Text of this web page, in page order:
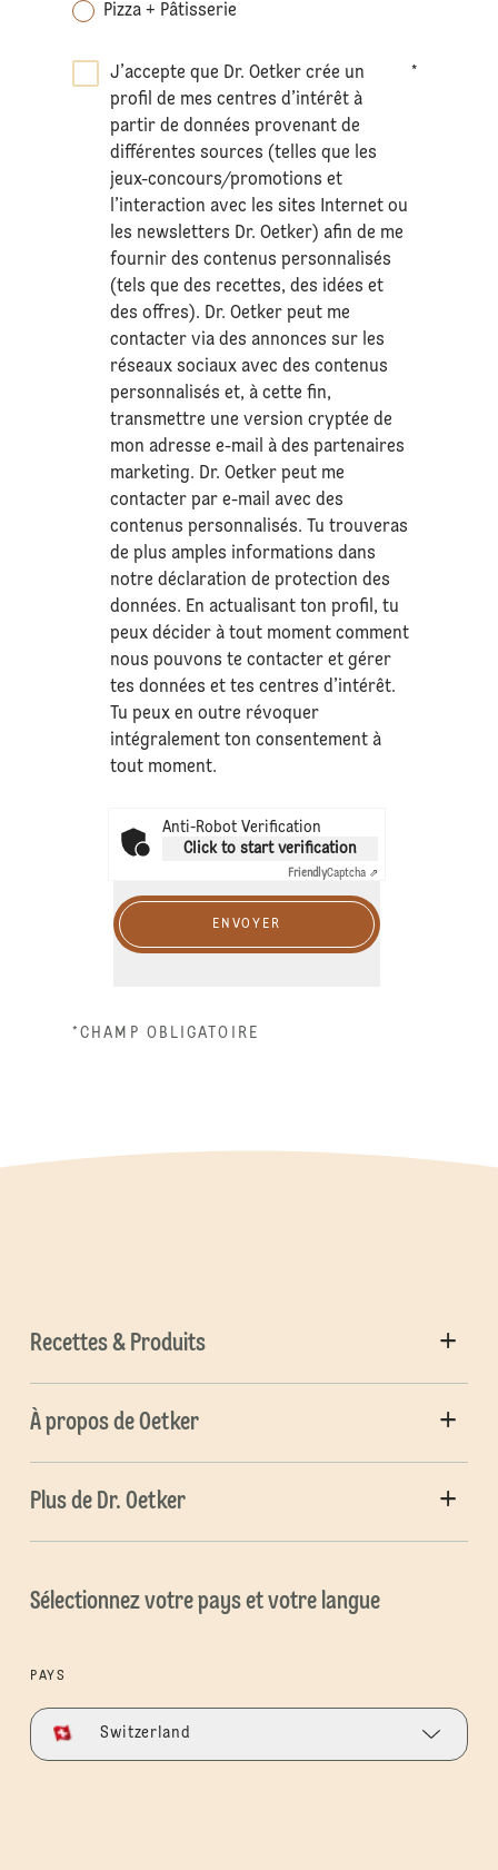
Pizza + Pâtisserie
J’accepte que Dr. Oetker crée un
profil de mes centres d’intérêt à
partir de données provenant de
différentes sources (telles que les
jeux-concours/promotions et
l’interaction avec les sites Internet ou
les newsletters Dr. Oetker) afin de me
fournir des contenus personnalisés
(tels que des recettes, des idées et
des offres). Dr. Oetker peut me
contacter via des annonces sur les
réseaux sociaux avec des contenus
personnalisés et, à cette fin,
transmettre une version cryptée de
mon adresse e-mail à des partenaires
marketing. Dr. Oetker peut me
contacter par e-mail avec des
contenus personnalisés. Tu trouveras
de plus amples informations dans
notre déclaration deprotection des
données. En actualisant ton profil, tu
peux décider à tout moment comment
nous pouvons te contacter et gérer
tes données et tes centres d’intérêt.
Tu peux en outre révoquer
intégralement ton consentement à
tout moment.
*
Anti-Robot Verification
Click to start verification
FriendlyCaptcha ⇗
ENVOYER
*CHAMP OBLIGATOIRE
Recettes & Produits
À propos de Oetker
Plus de Dr. Oetker
Sélectionnez votre pays et votre langue
PAYS
Switzerland